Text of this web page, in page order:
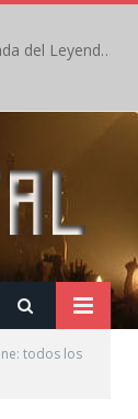
Crónica: Arch Enemy brilla en la segunda jornada del Leyendas del Rock – Jueves – Agosto 2026
todos los